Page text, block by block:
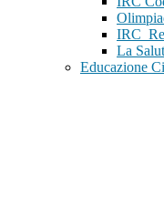
La
Educazione